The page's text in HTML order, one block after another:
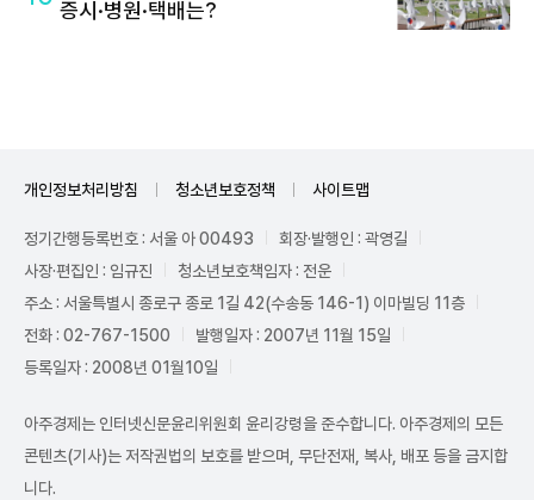
증시·병원·택배는?
개인정보처리방침 청소년보호정책 사이트맵
정기간행등록번호 : 서울 아 00493
회장·발행인 : 곽영길
사장·편집인 : 임규진
청소년보호책임자 : 전운
주소 : 서울특별시 종로구 종로 1길 42(수송동 146-1) 이마빌딩 11층
전화 : 02-767-1500
발행일자 : 2007년 11월 15일
등록일자 : 2008년 01월10일
아주경제는 인터넷신문윤리위원회 윤리강령을 준수합니다. 아주경제의 모든
콘텐츠(기사)는 저작권법의 보호를 받으며, 무단전재, 복사, 배포 등을 금지합
니다.